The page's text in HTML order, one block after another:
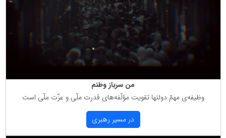
من سرباز وطنم
وظیفه‌ی مهمّ دولتها تقویت مؤلّفه‌های قدرت ملّی و عزّت ملّی است
در مسیر رهبری